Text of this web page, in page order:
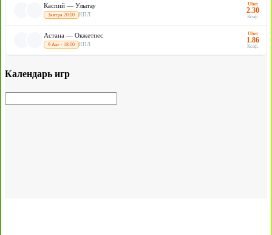
Каспий — Улытау
Завтра 20:00 КПЛ
Ubet
2.30
Коэф.
Астана — Окжетпес
9 Авг · 18:00 КПЛ
Ubet
1.86
Коэф.
Календарь игр